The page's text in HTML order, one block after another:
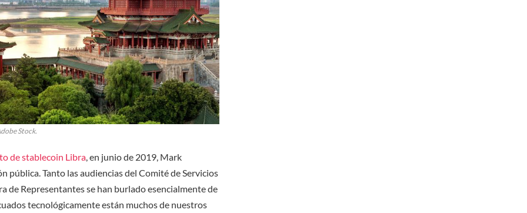
Stock.
de stablecoin Libra, en junio de 2019, Mark
pública. Tanto las audiencias del Comité de Servicios
de Representantes se han burlado esencialmente de
tecnológicamente están muchos de nuestros